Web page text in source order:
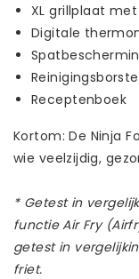
XL grillplaat
Digitale
Receptenboek
Kortom: De Ninja
wie veelzijdig,
* Getest in
functie Air Fry
getest in
friet.